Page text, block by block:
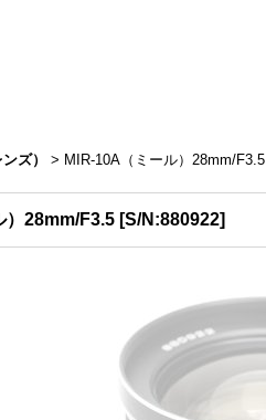
ズ） > MIR-10A（ミール）28mm/F3.5
）28mm/F3.5 [S/N:880922]